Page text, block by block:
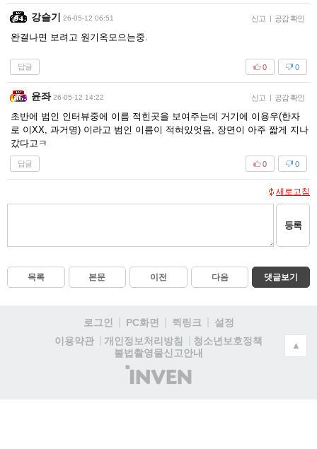
강슬기 26-05-12 06:51 신고 | 공감 확인
완결나면 보려고 원기옥모으는중.
답글 0
0
윤좌 26-05-12 14:22 신고 | 공감 확인
초반에 범인 인터뷰중에 이름 적힌곳을 보여주는데 거기에 이용우(한자
로 이XX, 과거명) 이라고 범인 이름이 적혀있엇음, 장면이 아주 짧게 지나
갔다고ㅋ
답글 0
0
새로고침
등록
목록 본문 이전 다음 댓글보기
로그인 PC화면 퀵링크
설정
이용약관
개인정보처리방침
청소년보호정책
불법촬영물신고안내
(주)
인
▲